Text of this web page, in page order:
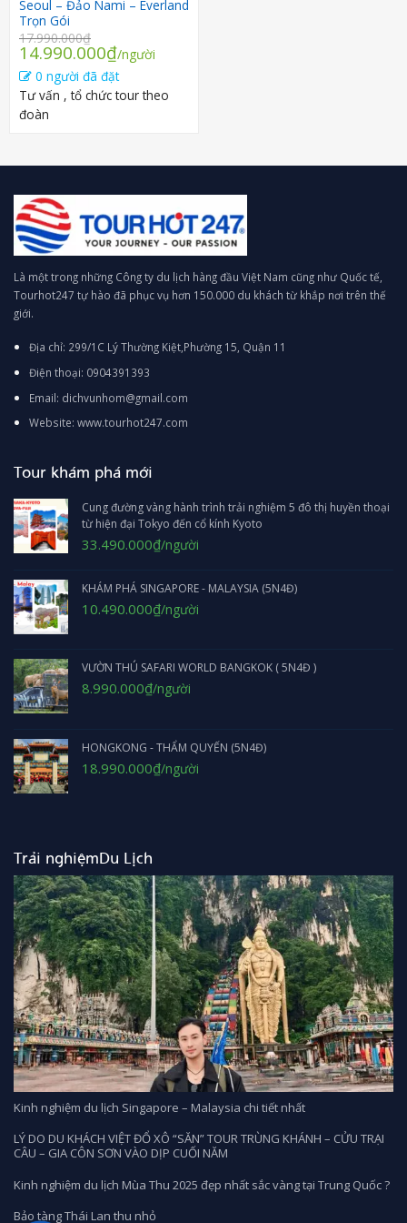
Seoul – Đảo Nami – Everland
Trọn Gói
17.990.000₫
Giá
gốc
là:
17.990.000₫.
14.990.000₫Giá
hiện
tại
là:
/người
0 người đã đặt
Tư vấn , tổ chức tour theo
đoàn
Là một trong những Công ty du lịch hàng đầu Việt Nam cũng như Quốc tế,
Tourhot247 tự hào đã phục vụ hơn 150.000 du khách từ khắp nơi trên thế
giới.
Địa chỉ: 299/1C Lý Thường Kiệt,Phường 15, Quận 11
Điện thoại: 0904391393
Email: dichvunhom@gmail.com
Website: www.tourhot247.com
Tour khám phá mới
Cung đường vàng hành trình trải nghiệm 5 đô thị huyền thoại
từ hiện đại Tokyo đến cổ kính Kyoto
Giá
34.990.000₫.
33.490.000₫Giá
hiện
là:
33.490.000₫.
/người
KHÁM PHÁ SINGAPORE - MALAYSIA (5N4Đ)
Giá
10.490.000₫Giá
hiện
10.490.000₫.
/người
VƯỜN THÚ SAFARI WORLD BANGKOK ( 5N4Đ )
Giá
8.990.000₫Giá
hiện
8.990.000₫.
/người
HONGKONG - THẨM QUYẾN (5N4Đ)
Giá
18.990.000₫Giá
hiện
/người
Trải nghiệmDu Lịch
Kinh nghiệm du lịch Singapore – Malaysia chi tiết nhất
LÝ DO DU KHÁCH VIỆT ĐỔ XÔ “SĂN” TOUR TRÙNG KHÁNH – CỬU TRẠI
CÂU – GIA CÔN SƠN VÀO DỊP CUỐI NĂM
Kinh nghiệm du lịch Mùa Thu 2025 đẹp nhất sắc vàng tại Trung Quốc ?
Bảo tàng Thái Lan thu nhỏ